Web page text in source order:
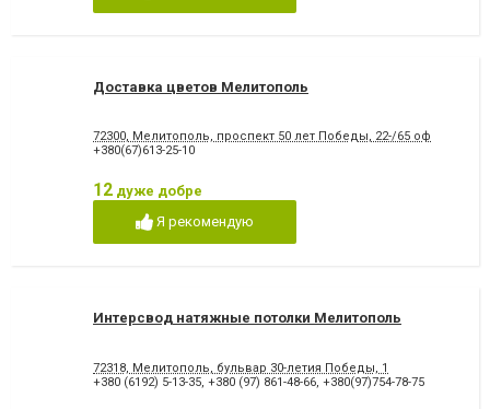
Доставка цветов Мелитополь
72300, Мелитополь, проспект 50 лет Победы, 22-/65 оф
+380(67)613-25-10
12 дуже добре
Я рекомендую
Интерсвод натяжные потолки Мелитополь
72318, Мелитополь, бульвар 30-летия Победы, 1
+380 (6192) 5-13-35 +380 (97) 861-48-66 +380(97)754-78-75